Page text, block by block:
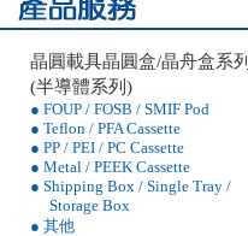
晶圓載具晶圓盒/晶舟盒系列
(半導體系列)
● FOUP / FOSB / SMIF Pod
● Teflon / PFA Cassette
● PP / PEI / PC Cassette
● Metal / PEEK Cassette
● Shipping Box / Single Tray /
Storage Box
● 其他